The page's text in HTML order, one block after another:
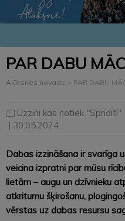
PAR DABU
Alūksnes novads > PAR DABU
Uzzini kas notiek "Sprīdītī"
| 30.05.2024
Dabas izzināšana ir svarīga
veicina izpratni par mūsu
lietām – augu un dzīvnieku
atkritumu šķirošanu,
vērstas uz dabas resursu